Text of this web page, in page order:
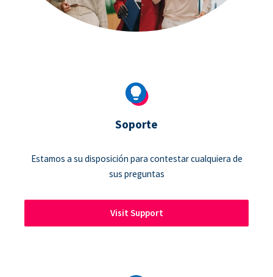
Soporte
Estamos a su disposición para contestar cualquiera de
sus preguntas
Visit Support